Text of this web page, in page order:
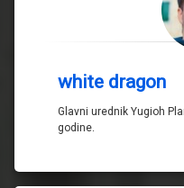
white dragon
Glavni urednik Yugioh
godine.